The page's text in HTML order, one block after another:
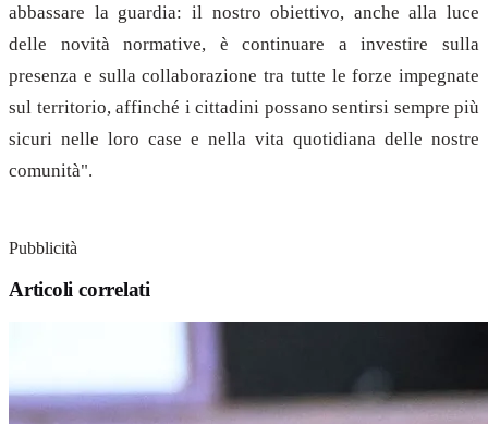
abbassare la guardia: il nostro obiettivo, anche alla luce
delle novità normative, è continuare a investire sulla
presenza e sulla collaborazione tra tutte le forze impegnate
sul territorio, affinché i cittadini possano sentirsi sempre più
sicuri nelle loro case e nella vita quotidiana delle nostre
comunità".
Pubblicità
Articoli correlati